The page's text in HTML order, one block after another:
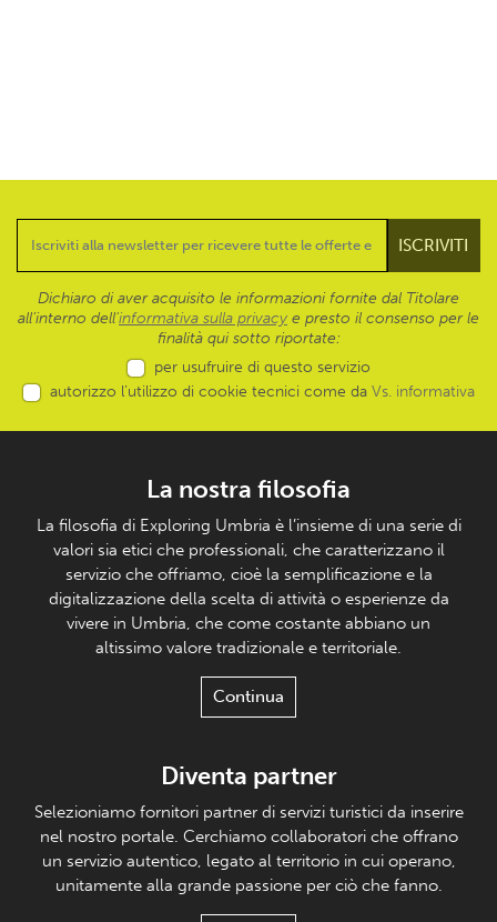
Dichiaro di aver acquisito le informazioni fornite dal Titolare
all’interno dell'informativa sulla privacy e presto il consenso per le
finalità qui sotto riportate:
per usufruire di questo servizio
autorizzo l’utilizzo di cookie tecnici come da Vs. informativa
La nostra filosofia
La filosofia di Exploring Umbria è l’insieme di una serie di
valori sia etici che professionali, che caratterizzano il
servizio che offriamo, cioè la semplificazione e la
digitalizzazione della scelta di attività o esperienze da
vivere in Umbria, che come costante abbiano un
altissimo valore tradizionale e territoriale.
Continua
Diventa partner
Selezioniamo fornitori partner di servizi turistici da inserire
nel nostro portale. Cerchiamo collaboratori che offrano
un servizio autentico, legato al territorio in cui operano,
unitamente alla grande passione per ciò che fanno.